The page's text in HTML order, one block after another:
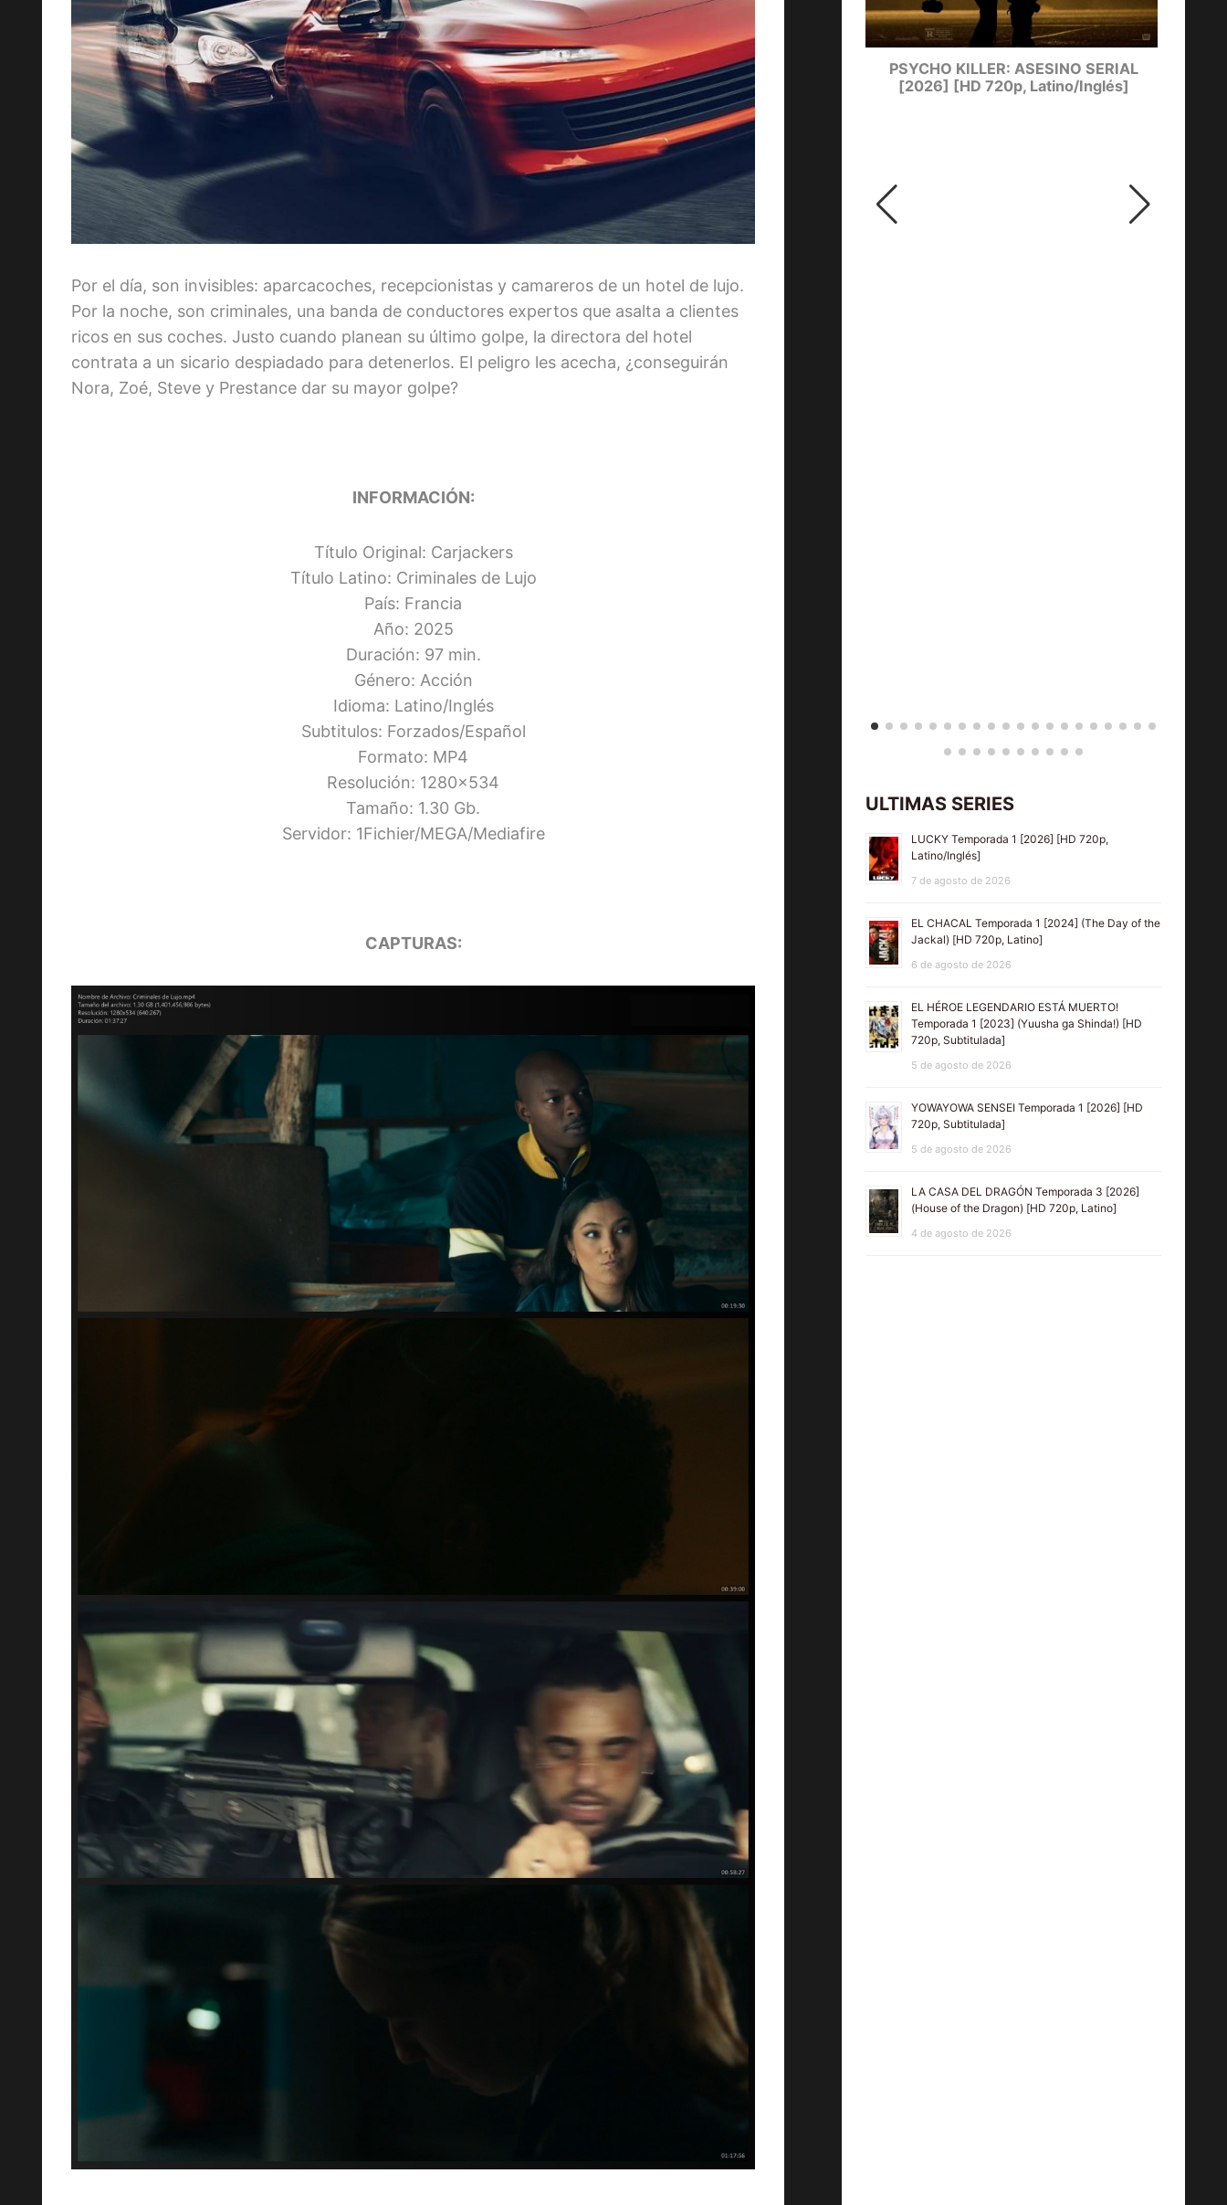
Por el día, son invisibles: aparcacoches, recepcionistas y camareros de un hotel de lujo.
Por la noche, son criminales, una banda de conductores expertos que asalta a clientes
ricos en sus coches. Justo cuando planean su último golpe, la directora del hotel
contrata a un sicario despiadado para detenerlos. El peligro les acecha, ¿conseguirán
Nora, Zoé, Steve y Prestance dar su mayor golpe?
INFORMACIÓN:
Título Original: Carjackers
Título Latino: Criminales de Lujo
País: Francia
Año: 2025
Duración: 97 min.
Género: Acción
Idioma: Latino/Inglés
Subtitulos: Forzados/Español
Formato: MP4
Resolución: 1280×534
Tamaño: 1.30 Gb.
Servidor: 1Fichier/MEGA/Mediafire
CAPTURAS:
AMOS DEL UNIVERSO [2026] (Masters
of the Universe) [HD 720p,
Latino/Inglés]
PSYCHO KILLER: ASESINO SERIAL
[2026] [HD 720p, Latino/Inglés]
ULTIMAS SERIES
LUCKY Temporada 1 [2026] [HD 720p,
Latino/Inglés]
7 de agosto de 2026
EL CHACAL Temporada 1 [2024] (The Day of the
Jackal) [HD 720p, Latino]
6 de agosto de 2026
EL HÉROE LEGENDARIO ESTÁ MUERTO!
Temporada 1 [2023] (Yuusha ga Shinda!) [HD
720p, Subtitulada]
5 de agosto de 2026
YOWAYOWA SENSEI Temporada 1 [2026] [HD
720p, Subtitulada]
5 de agosto de 2026
LA CASA DEL DRAGÓN Temporada 3 [2026]
(House of the Dragon) [HD 720p, Latino]
4 de agosto de 2026